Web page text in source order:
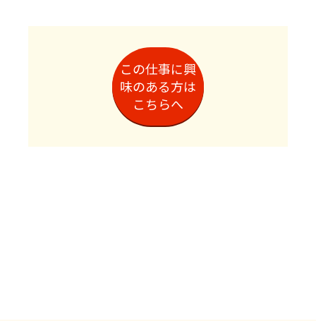
この仕事に興
味のある方は
こちらへ